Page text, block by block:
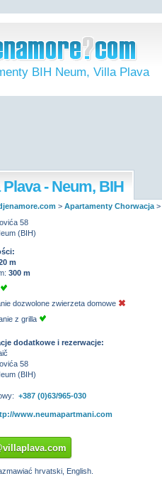
BIH Neum, Villa Plava
- Neum, BIH
> Apartamenty Chorwacja >
58
(BIH)
m
300 m
dozwolone zwierzeta domowe
z grilla
dodatkowe i rezerwacje:
58
(BIH)
+387 (0)63/965-030
www.neumapartmani.com
hrvatski, English.